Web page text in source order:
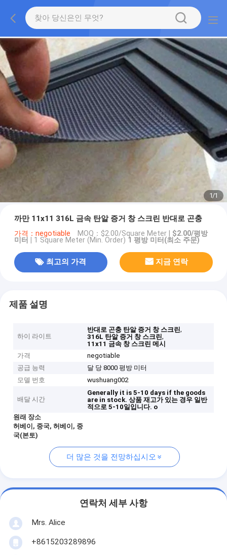
1/1
까만 11x11 316L 금속 탄알 증거 창 스크린 반대로 곤충
가격：negotiable MOQ： $2.00/Square Meter | $2.00/평방
미터 | 1 Square Meter (Min. Order) 1 평방 미터(최소 주문)
최고의 가격 지금 연락
제품 설명
하이 라이트
반대로 곤충 탄알 증거 창 스크린,
316L 탄알 증거 창 스크린,
11x11 금속 창 스크린 메시
가격
negotiable
공급 능력
달 당 8000 평방 미터
모델 번호
wushuang002
배달 시간
Generally it is 5-10 days if the goods
are in stock. 상품 재고가 있는 경우 일반
적으로 5-10일입니다. o
원래 장소
허베이, 중국, 허베이, 중
국(본토)
더 많은 것을 전망하십시오
연락처 세부 사항
Mrs. Alice
+8615203289896